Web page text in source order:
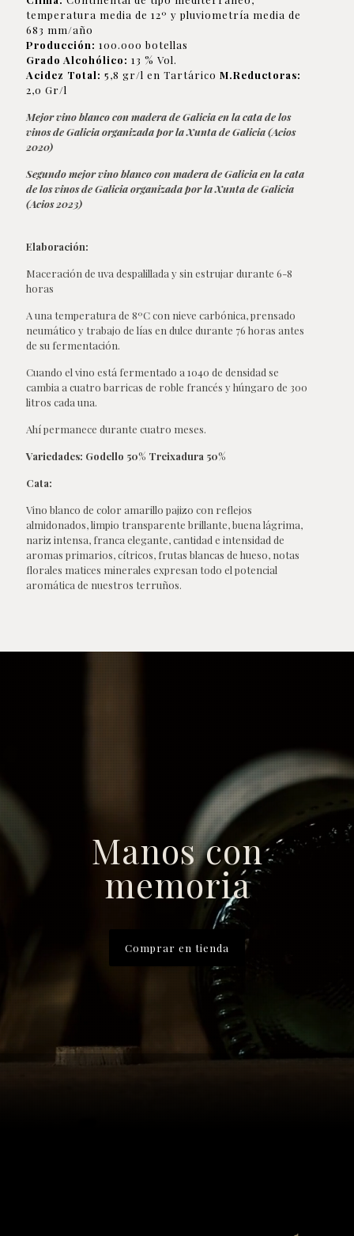
temperatura media de 12º y pluviometría media de
683 mm/año
Producción: 100.000 botellas
Grado Alcohólico: 13 % Vol.
Acidez Total: 5,8 gr/l en Tartárico M.Reductoras:
2,0 Gr/l
Mejor vino blanco con madera de Galicia en la cata de los
vinos de Galicia organizada por la Xunta de Galicia (Acios
2020)
Segundo mejor vino blanco con madera de Galicia en la cata
de los vinos de Galicia organizada por la Xunta de Galicia
(Acios 2023)
Elaboración:
Maceración de uva despalillada y sin estrujar durante 6-8
horas
A una temperatura de 8ºC con nieve carbónica, prensado
neumático y trabajo de lías en dulce durante 76 horas antes
de su fermentación.
Cuando el vino está fermentado a 1040 de densidad se
cambia a cuatro barricas de roble francés y húngaro de 300
litros cada una.
Ahí permanece durante cuatro meses.
Variedades: Godello 50% Treixadura 50%
Cata:
Vino blanco de color amarillo pajizo con reflejos
almidonados, limpio transparente brillante, buena lágrima,
nariz intensa, franca elegante, cantidad e intensidad de
aromas primarios, cítricos, frutas blancas de hueso, notas
florales matices minerales expresan todo el potencial
aromática de nuestros terruños.
Manos con
memoria
Comprar en tienda